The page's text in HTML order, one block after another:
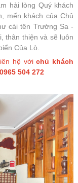
hài lòng Quý khách
mến khách của Chủ
cái tên Trường Sa -
thân thiện và sẽ luôn
Của Lò.
hệ vớichủ khách
504 272